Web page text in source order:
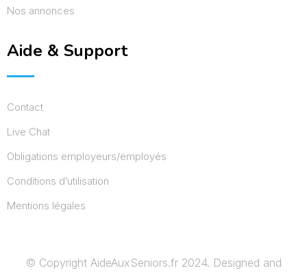
Nos annonces
Aide & Support
Contact
Live Chat
Obligations employeurs/employés
Conditions d’utilisation
Mentions légales
© Copyright AideAuxSeniors.fr 2024. Designed and